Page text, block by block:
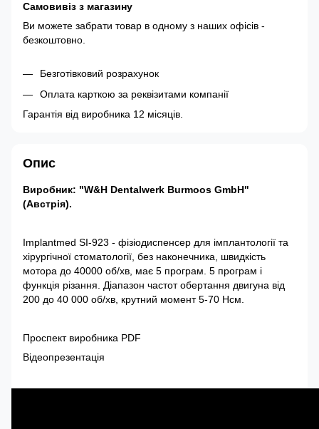
Самовивіз з магазину
Ви можете забрати товар в одному з наших офісів -
безкоштовно.
Безготівковий розрахунок
Оплата карткою за реквізитами компанії
Гарантія від виробника 12 місяців.
Опис
Виробник: "W&H Dentalwerk Burmoos GmbH"
(Австрія).
Implantmed SI-923 - фізіодиспенсер для імплантології та
хірургічної стоматології, без наконечника, швидкість
мотора до 40000 об/хв, має 5 програм. 5 програм і
функція різання. Діапазон частот обертання двигуна від
200 до 40 000 об/хв, крутний момент 5-70 Нсм.
Проспект виробника PDF
Відеопрезентація